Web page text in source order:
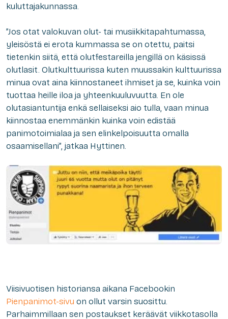
kuluttajakunnassa.
”Jos otat valokuvan olut- tai musiikkitapahtumassa,
yleisöstä ei erota kummassa se on otettu, paitsi
tietenkin siitä, että olutfestareilla jengillä on käsissä
olutlasit. Olutkulttuurissa kuten muussakin kulttuurissa
minua ovat aina kiinnostaneet ihmiset ja se, kuinka voin
tuottaa heille iloa ja yhteenkuuluvuutta. En ole
olutasiantuntija enkä sellaiseksi aio tulla, vaan minua
kiinnostaa enemmänkin kuinka voin edistää
panimotoimialaa ja sen elinkelpoisuutta omalla
osaamisellani”, jatkaa Hyttinen.
Viisivuotisen historiansa aikana Facebookin
Pienpanimot-sivu on ollut varsin suosittu.
Parhaimmillaan sen postaukset keräävät viikkotasolla